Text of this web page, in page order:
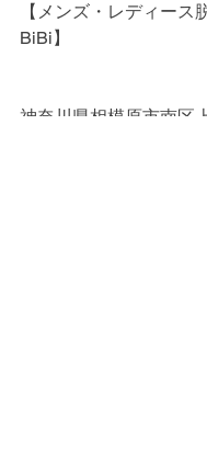
【メンズ・レディース
BiBi】
神奈川県相模原市南区